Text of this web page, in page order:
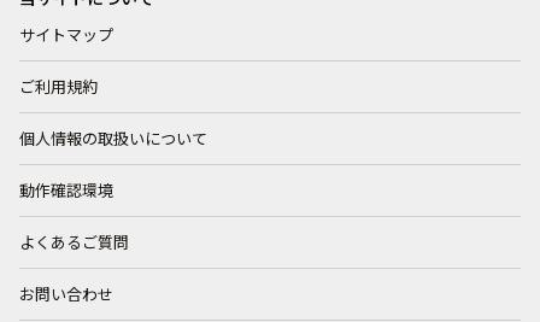
サイトマップ
ご利用規約
個人情報の取扱いについて
動作確認環境
よくあるご質問
お問い合わせ